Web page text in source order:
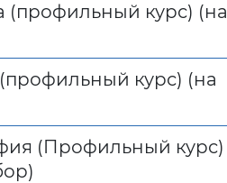
(профильный курс) (на
курс) (на
(Профильный курс)